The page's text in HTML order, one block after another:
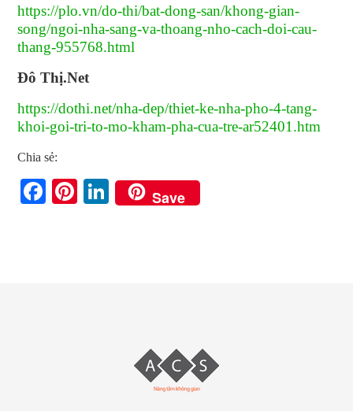
https://plo.vn/do-thi/bat-dong-san/khong-gian-
song/ngoi-nha-sang-va-thoang-nho-cach-doi-cau-
thang-955768.html
Đô Thị.Net
https://dothi.net/nha-dep/thiet-ke-nha-pho-4-tang-
khoi-goi-tri-to-mo-kham-pha-cua-tre-ar52401.htm
Chia sẻ:
Facebook
Pinterest
LinkedIn
Save